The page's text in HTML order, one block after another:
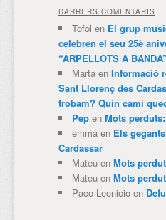
DARRERS COMENTARIS
Tofol en El grup
celebren el seu 25è
“ARPELLOTS A BANDA”
Martaen Informació
Sant Llorenç des
trobam? Quin camí
Pepen Mots
emmaen Els
Cardassar
Mateuen Mots
Mateuen Mots
Paco Leonicioen